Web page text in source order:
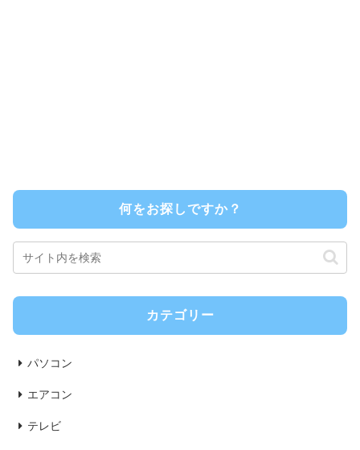
何をお探しですか？
カテゴリー
パソコン
エアコン
テレビ